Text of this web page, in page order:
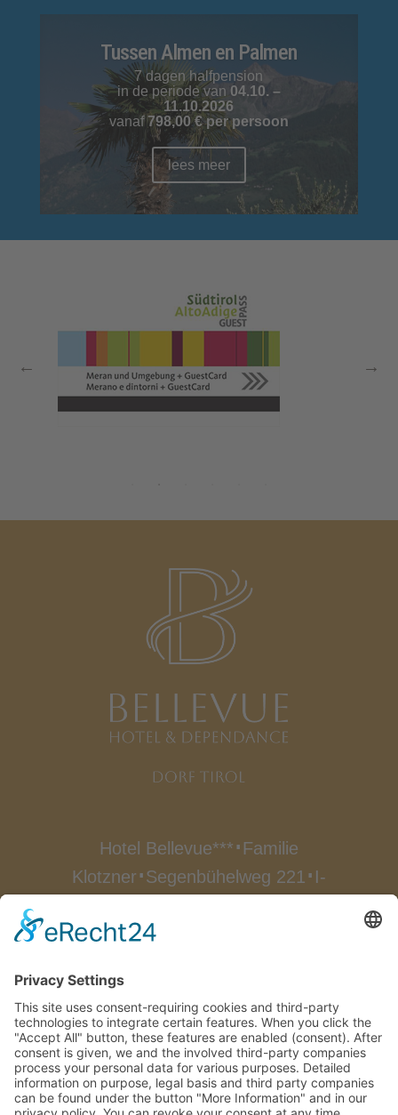
Tussen Almen en Palmen
7 dagen halfpension
in de periode van 04.10. –
11.10.2026
vanaf798,00 € per persoon
lees meer
Hotel Bellevue*** ∎ Familie
Klotzner ∎ Segenbühelweg 221 ∎ I-
0473 923 174
hotel.com
